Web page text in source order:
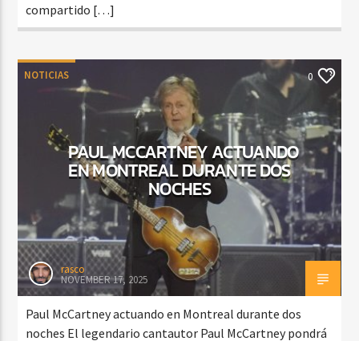
compartido […]
NOTICIAS 0
PAUL MCCARTNEY ACTUANDO
EN MONTREAL DURANTE DOS
NOCHES
rasco
NOVEMBER 17, 2025
Paul McCartney actuando en Montreal durante dos
noches El legendario cantautor Paul McCartney pondrá